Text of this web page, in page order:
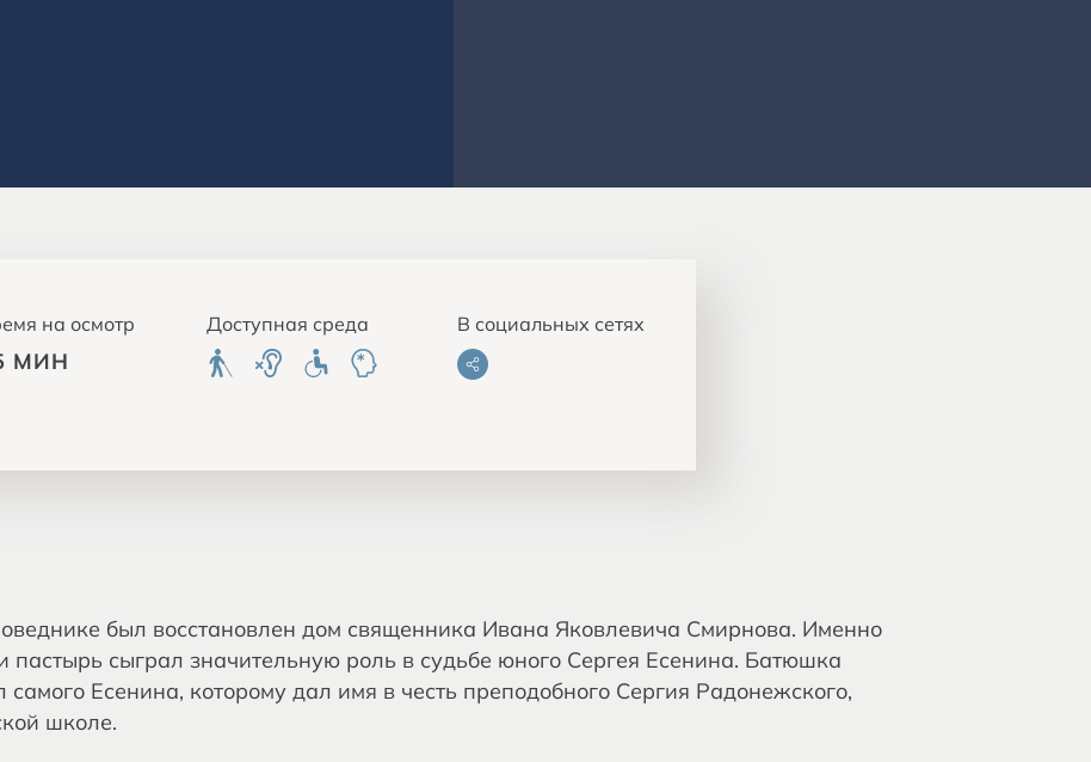
на осмотр
МИН
Доступная среда В социальных сетях
был восстановлен дом священника Ивана Яковлевича Смирнова. Именно
пастырь сыграл значительную роль в судьбе юного Сергея Есенина. Батюшка
самого Есенина, которому дал имя в честь преподобного Сергия Радонежского,
школе.